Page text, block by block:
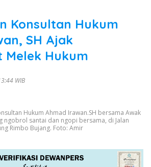
Konsultan Hukum
SH Ajak
Melek Hukum
WIB
Hukum Ahmad Irawan.SH bersama Awak
ngobrol santai dan ngopi bersama, di Jalan
Rimbo Bujang. Foto: Amir